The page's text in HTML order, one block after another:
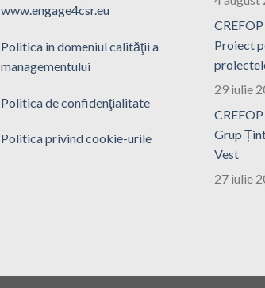
www.engage4csr.eu
Politica în domeniul calităţii a
managementului
Politica de confidenţialitate
Politica privind cookie-urile
Proiect
29 iulie
Grup
Vest
27 iulie